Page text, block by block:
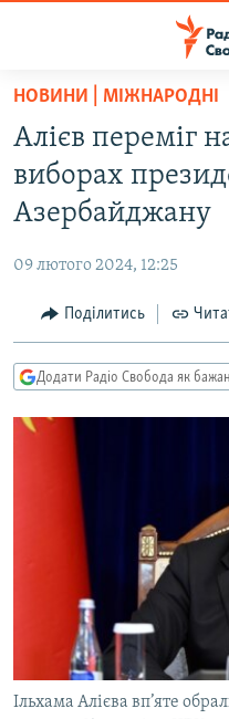
Перейти
основного
матеріалу
Перейти
до
основної
Перейти
до
пошуку
ВСЕ ЗА ДОБУ
СТАТТІ
СУСПІЛЬСТВО
УКРАЇНА
РОСІЙСЬКА «ФІЛЬТРАЦІЯ»
ДОНБАС.РЕАЛІЇ
ТИ ЯК?
СХЕМИ
КИТАЙ.ВИКЛИКИ
МУЛЬТИМЕДІА
СПЕЦПРОЄКТИ
ПОДКАСТИ
КРИМ РЕАЛІЇ
НОВИНИ | МІЖНАРОДНІ
Алієв переміг
виборах
Азербайджану
09 лютого 2024, 12:25
Поділитись
Додати Радіо Свобода як
Ільхама Алієва вп’яте